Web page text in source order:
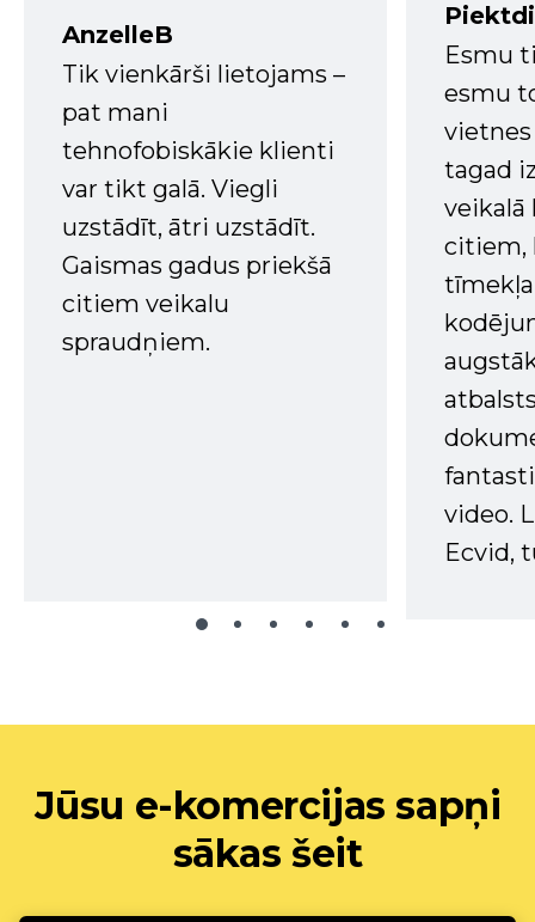
AnzelleB
Tik vienkārši lietojams –
pat mani
tehnofobiskākie klienti
var tikt galā. Viegli
uzstādīt, ātri uzstādīt.
Gaismas gadus priekšā
citiem veikalu
spraudņiem.
Esmu
esmu
tagad
veikalā
citiem,
tīmekļa
video.
Ecvid,
Jūsu e-komercijas sapņi
sākas šeit